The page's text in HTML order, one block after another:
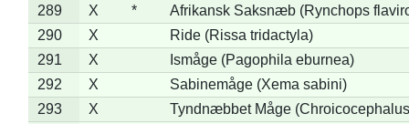
289
X *
Afrikansk Saksnæb (Rynchops
290
X
Ride (Rissa tridactyla)
291
X
Ismåge (Pagophila eburnea)
292
X
Sabinemåge (Xema sabini)
293
X
Tyndnæbbet Måge